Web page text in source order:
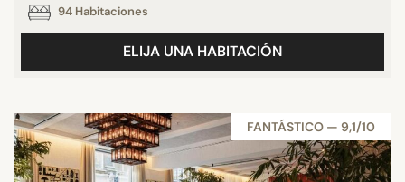
94 Habitaciones
ELIJA UNA HABITACIÓN
FANTÁSTICO — 9,1/10